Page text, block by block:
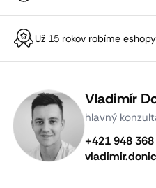
Už 15 rokov robíme
Vladimír
hlavný
+421 948